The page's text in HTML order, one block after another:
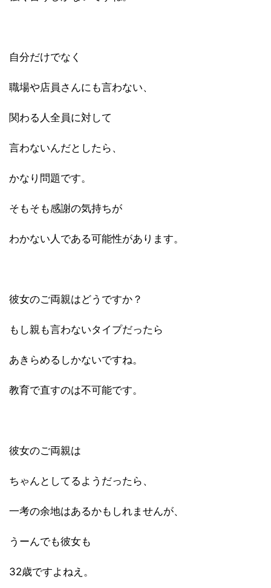
自分だけでなく
職場や店員さんにも言わない、
関わる人全員に対して
言わないんだとしたら、
かなり問題です。
そもそも感謝の気持ちが
わかない人である可能性があります。
彼女のご両親はどうですか？
もし親も言わないタイプだったら
あきらめるしかないですね。
教育で直すのは不可能です。
彼女のご両親は
ちゃんとしてるようだったら、
一考の余地はあるかもしれませんが、
うーんでも彼女も
32歳ですよねえ。